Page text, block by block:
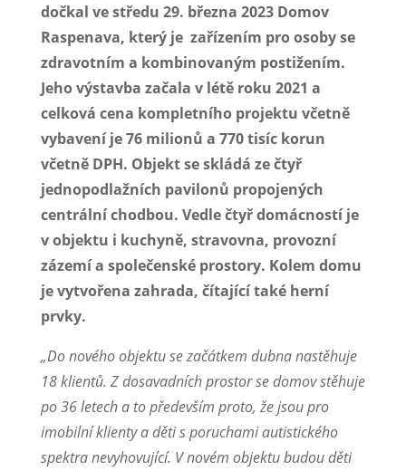
dočkal ve středu 29. března 2023 Domov
Raspenava, který je zařízením pro osoby se
zdravotním a kombinovaným postižením.
Jeho výstavba začala v létě roku 2021 a
celková cena kompletního projektu včetně
vybavení je 76 milionů a 770 tisíc korun
včetně DPH. Objekt se skládá ze čtyř
jednopodlažních pavilonů propojených
centrální chodbou. Vedle čtyř domácností je
v objektu i kuchyně, stravovna, provozní
zázemí a společenské prostory. Kolem domu
je vytvořena zahrada, čítající také herní
prvky.
„Do nového objektu se začátkem dubna nastěhuje
18 klientů. Z dosavadních prostor se domov stěhuje
po 36 letech a to především proto, že jsou pro
imobilní klienty a děti s poruchami autistického
spektra nevyhovující. V novém objektu budou děti